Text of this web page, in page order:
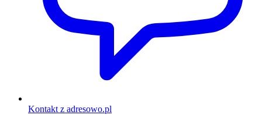
Kontakt z adresowo.pl